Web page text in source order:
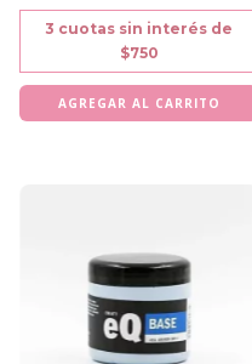
3 cuotas sin interés de
$750